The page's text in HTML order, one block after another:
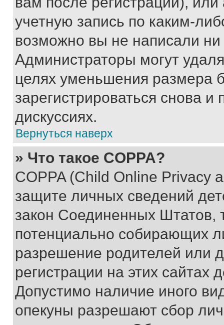
учетную запись по каким-
возможно вы не написали
Администраторы могут
целях уменьшения размера
зарегистрироваться снова и
дискуссиях.
Вернуться наверх
» Что такое COPPA?
COPPA (Child Online Privacy
защите личных сведений
закон Соединенных Штатов,
потенциально собирающих
разрешение родителей или
регистрации на этих сайтах
Допустимо наличие иного
опекуны разрешают сбор